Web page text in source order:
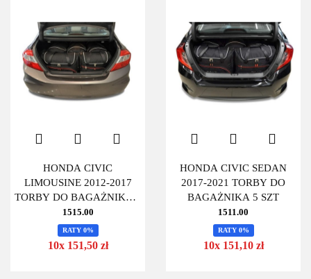
HONDA CIVIC
LIMOUSINE 2012-2017
TORBY DO BAGAŻNIKA 5
SZT
1515.00
RATY 0%
10x 151,50 zł
HONDA CIVIC SEDAN
2017-2021 TORBY DO
BAGAŻNIKA 5 SZT
1511.00
RATY 0%
10x 151,10 zł